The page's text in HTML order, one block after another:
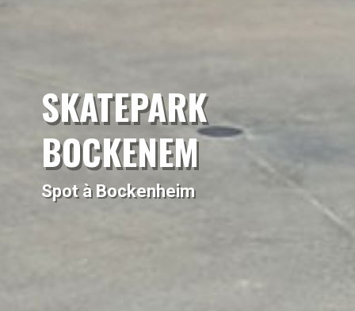
SKATEPARK
BOCKENEM
Spot à Bockenheim